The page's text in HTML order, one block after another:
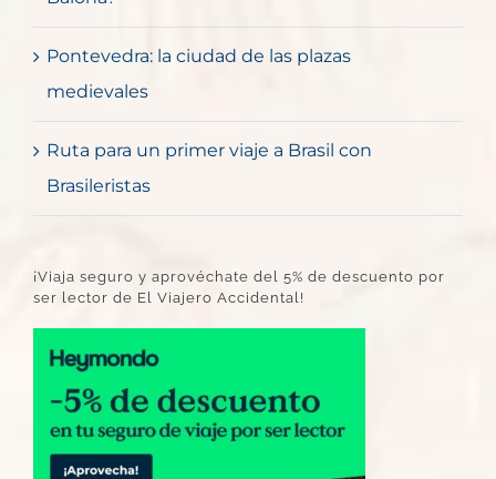
Pontevedra: la ciudad de las plazas
medievales
Ruta para un primer viaje a Brasil con
Brasileristas
¡Viaja seguro y aprovéchate del 5% de descuento por
ser lector de El Viajero Accidental!